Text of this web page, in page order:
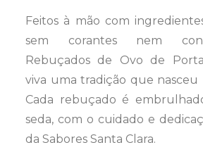
Lata
Rebuçados
Ovo
Feitos à mão com
sem corantes nem
Rebuçados de Ovo de
viva uma tradição que nasceu
Cada rebuçado é
seda, com o cuidado e
da Sabores Santa Clara.